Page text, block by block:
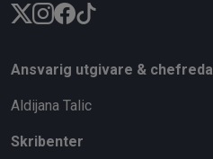
Ansvarig utgivare &
Aldijana Talic
Skribenter